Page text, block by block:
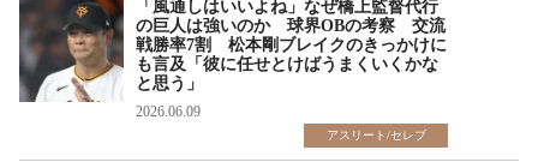
「風通しはいいよね」なぜ橋上監督代行
の巨人は強いのか 球界OBの考察 交流
戦勝率7割 松本剛ブレイクのきっかけに
も言及「彼に任せとけばうまくいくかな
と思う」
2026.06.09
アスリート/セレブ